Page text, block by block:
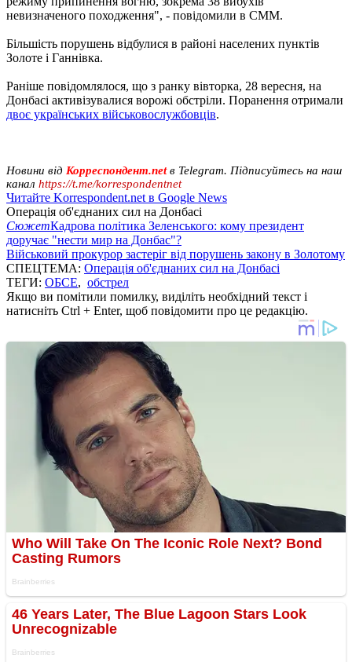
невизначеного походження", - повідомили в СММ.
Більшість порушень відбулися в районі населених пунктів
Золоте і Ганнівка.
Раніше повідомлялося, що з ранку вівторка, 28 вересня, на
Донбасі активізувалися ворожі обстріли. Поранення отримали
двоє українських військовослужбовців.
Новини від Корреспондент.netв Telegram. Підписуйтесь на наш
канал https://t.me/korrespondentnet
Читайте Korrespondent.net в Google News
Операція об'єднаних сил на Донбасі
СюжетКадрова політика Зеленського: кому президент
доручає "нести мир на Донбас"?
Військовий прокурор застеріг від порушень закону в Золотому
СПЕЦТЕМА: Операція об'єднаних сил на Донбасі
ТЕГИ: ОБСЕ, обстрел
Якщо ви помітили помилку, виділіть необхідний текст і
натисніть Ctrl + Enter, щоб повідомити про це редакцію.